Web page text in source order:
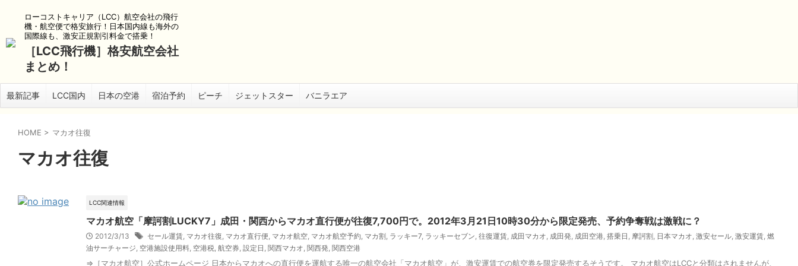
ローコストキャリア（LCC）航空会社の飛行
機・航空便で格安旅行！日本国内線も海外の
国際線も、激安正規割引料金で搭乗！
［LCC飛行機］格安航空会社
まとめ！
最新記事 LCC国内 日本の空港 宿泊予約 ピーチ ジェットスター バニラエア
HOME > マカオ往復
マカオ往復
LCC関連情報
マカオ航空「摩訶割LUCKY7」成田・関西からマカオ直行便が往復7,700円で。2012年3月21日10時30分から限定発売、予約争奪戦は激戦に？
2012/3/13 セール運賃, マカオ往復, マカオ直行便, マカオ航空, マカオ航空予約, マカ割, ラッキー7, ラッキーセブン, 往復運賃, 成田マカオ, 成田発, 成田空港, 搭乗日 , 摩訶割, 日本マカオ, 激安セール, 激安運賃, 燃
油サーチャージ, 空港施設使用料, 空港税, 航空券, 設定日 , 関西マカオ, 関西発, 関西空港
⇒［マカオ航空］公式ホームページ 日本からマカオへの直行便を運航する唯一の航空会社「マカオ航空」が、激安運賃での航空券を限定発売するそうです。 マカオ航空はLCCと分類はされませんが、